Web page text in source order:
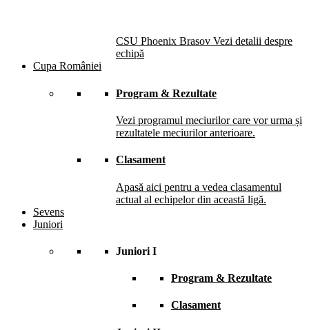
CSU Phoenix Brasov Vezi detalii despre
echipă
Cupa României
Program & Rezultate
Vezi programul meciurilor care vor urma și
rezultatele meciurilor anterioare.
Clasament
Apasă aici pentru a vedea clasamentul
actual al echipelor din această ligă.
Sevens
Juniori
Juniori I
Program & Rezultate
Clasament